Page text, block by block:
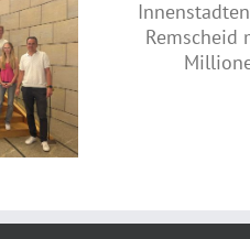
in
fast drei
Euro